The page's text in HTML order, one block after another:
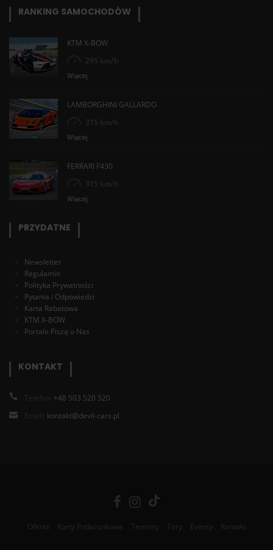
RANKING SAMOCHODÓW
KTM X-BOW
295 km/h
Więcej
LAMBORGHINI GALLARDO
315 km/h
Więcej
FERRARI F430
315 km/h
Więcej
PRZYDATNE
Newsletter
Regulamin
Polityka Prywatności
Pytania i Odpowiedzi
Karta Rabatowa
KTM X-BOW
Portale Piszą o Nas
KONTAKT
Telefon: +48 503 520 520
Email: kontakt@devil-cars.pl
Oferta Karty Podarunkowe Terminy Tory Eventy Kontakt